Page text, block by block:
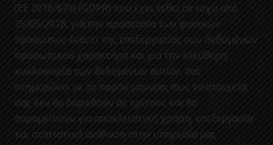
(ΕΕ 2016/679) (GDPR) που έχει τεθεί σε ισχύ από
25/05/2018, για την προστασία των φυσικών
προσώπων έναντι της επεξεργασίας των δεδομένων
προσωπικού χαρακτήρα και για την ελεύθερη
κυκλοφορία των δεδομένων αυτών, σας
ενημερώνει με το παρόν μήνυμα, πως τα στοιχεία
σας δεν θα διατεθούν σε τρίτους και θα
παραμείνουν για αποκλειστική χρήση, επεξεργασία
και στατιστική ανάλυση στην υπηρεσία μας.